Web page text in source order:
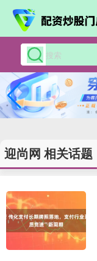
迎尚网 相关话题